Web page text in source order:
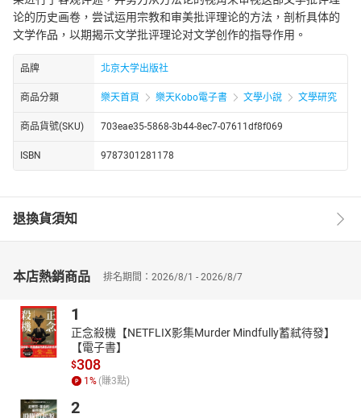
论的历史画卷，尝试运用宗教和审美批评理论的方法，剖析具体的
文学作品，以期揭示文学批评理论对文学创作的指导作用。
品牌 北京大学出版社
商品分類 樂天首頁 樂天Kobo電子書 文學小說 文學研究
商品貨號(SKU) 703eae35-5868-3b44-8ec7-07611df8f069
ISBN 9787301281178
退換貨須知
本店熱銷商品 排名期間：2026/8/1 - 2026/8/7
1
正念殺機【NETFLIX影集Murder Mindfully蓄弒待發】
【電子書】
$308
1% (賺3點)
2